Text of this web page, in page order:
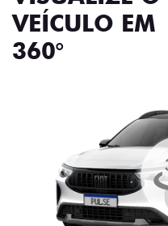
VEÍCULO EM
360°